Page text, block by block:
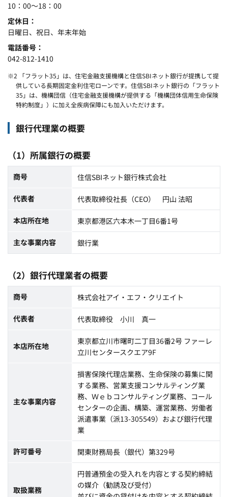
10：00～18：00
定休日
日曜日、祝日、年末年始
電話番号
042-812-1410
※2 「フラット35」は、住宅金融支援機構と住信SBIネット銀行が提携して提
供している長期固定金利住宅ローンです。住信SBIネット銀行の「フラット
35」は、機構団信（住宅金融支援機構が提供する「機構団体信用生命保険
特約制度」）に加え全疾病保障にも加入いただけます。
銀行代理業の概要
（1）所属銀行の概要
商号 住信SBIネット銀行株式会社
代表者 代表取締役社長（CEO） 円山 法昭
本店所在地 東京都港区六本木一丁目6番1号
主な事業内容 銀行業
（2）銀行代理業者の概要
商号 株式会社アイ・エフ・クリエイト
代表者 代表取締役 小川 真一
本店所在地
東京都立川市曙町二丁目36番2号 ファーレ
立川センタースクエア9F
主な事業内容
損害保険代理店業務、生命保険の募集に関
する業務、営業支援コンサルティング業
務、Ｗｅｂコンサルティング業務、コール
センターの企画、構築、運営業務、労働者
派遣事業（派13-305549）および銀行代理
業
許可番号 関東財務局長（銀代）第329号
取扱業務
円普通預金の受入れを内容とする契約締結
の媒介（勧誘及び受付）